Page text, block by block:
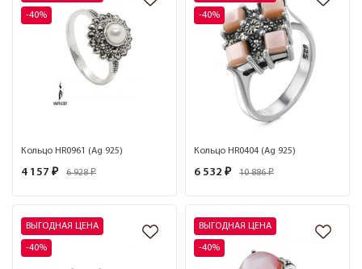
-40%
Кольцо HR0961 (Ag 925)
4 157 ₽ 6 928 ₽
-40%
Кольцо HR0404 (Ag 925)
6 532 ₽ 10 886 ₽
ВЫГОДНАЯ ЦЕНА
-40%
ВЫГОДНАЯ ЦЕНА
-40%